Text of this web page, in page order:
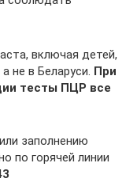
включая детей,
не в Беларуси. При
тесты ПЦР все
заполнению
по горячей линии